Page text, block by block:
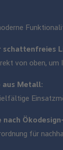
schattenfreies
von oben, um
aus Metall:
für